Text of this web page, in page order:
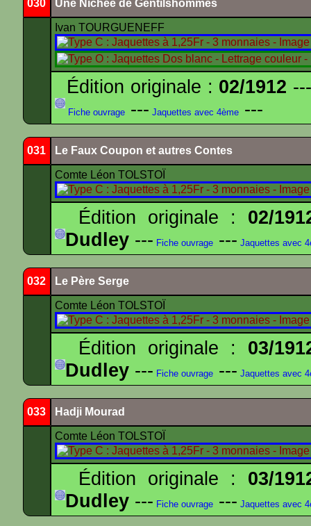
030 Une Nichée de Gentilshommes
Ivan TOURGUENEFF
Édition originale : 02/1912
Fiche ouvrage --- Jaquettes avec 4ème ---
031 Le Faux Coupon et autres Contes
Comte Léon TOLSTOÏ
Édition originale : 02/
Dudley --- Fiche ouvrage --- Jaquettes avec
032 Le Père Serge
Comte Léon TOLSTOÏ
Édition originale : 03/
Dudley --- Fiche ouvrage --- Jaquettes avec
033 Hadji Mourad
Comte Léon TOLSTOÏ
Édition originale : 03/
Dudley --- Fiche ouvrage --- Jaquettes avec